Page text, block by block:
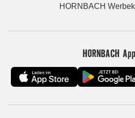
HORNBACH
HORNBACH